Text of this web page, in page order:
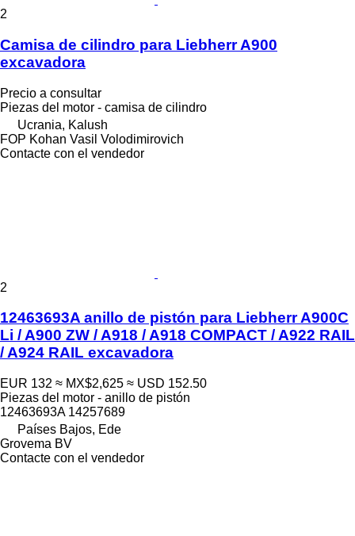
2
Camisa de cilindro para Liebherr A900
excavadora
Precio a consultar
Piezas del motor - camisa de cilindro
Ucrania, Kalush
FOP Kohan Vasil Volodimirovich
Contacte con el vendedor
2
12463693A anillo de pistón para Liebherr A900C
Li / A900 ZW / A918 / A918 COMPACT / A922 RAIL
/ A924 RAIL excavadora
EUR 132 ≈ MX$2,625 ≈ USD 152.50
Piezas del motor - anillo de pistón
12463693A 14257689
Países Bajos, Ede
Grovema BV
Contacte con el vendedor